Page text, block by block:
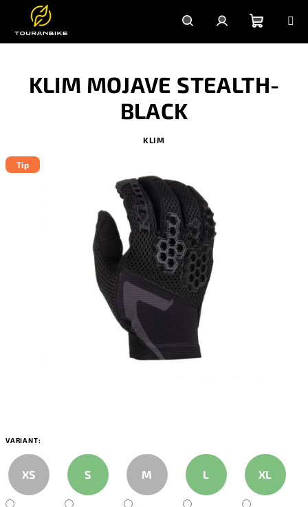
obsah
košík
VARIANT:
XS S M L XL
KLIM MOJAVE STEALTH-
BLACK
KLIM
Tip